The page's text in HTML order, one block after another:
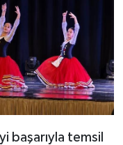
başarıyla temsil